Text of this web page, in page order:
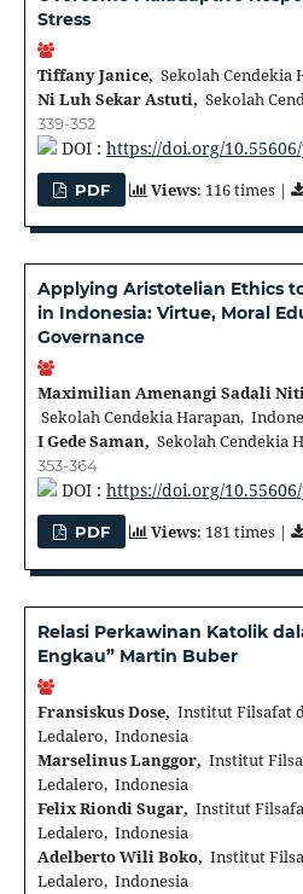
Stress
Tiffany Janice, Sekolah Cendekia
Ni Luh Sekar Astuti, Sekolah
339-352
DOI : https://doi.org/
PDF Views: 116 times |
Applying Aristotelian Ethics
in Indonesia: Virtue, Moral
Governance
Maximilian Amenangi Sadali
Sekolah Cendekia Harapan,
I Gede Saman, Sekolah Cendekia
353-364
DOI : https://doi.org/
PDF Views: 181 times |
Relasi Perkawinan Katolik
Engkau” Martin Buber
Fransiskus Dose, Institut Filsafat
Ledalero, Indonesia
Marselinus Langgor, Institut
Ledalero, Indonesia
Felix Riondi Sugar, Institut
Ledalero, Indonesia
Adelberto Wili Boko, Institut
Ledalero, Indonesia